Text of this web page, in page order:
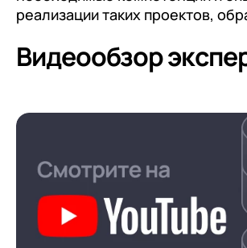
реализации таких проектов,
Видеообзор